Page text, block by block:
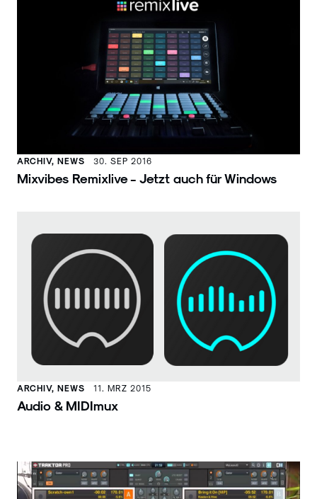
ARCHIV, NEWS 30. SEP 2016
Mixvibes Remixlive - Jetzt auch für Windows
ARCHIV, NEWS 11. MRZ 2015
Audio & MIDImux